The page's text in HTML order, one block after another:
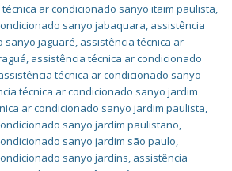
ar condicionado sanyo itaim paulista,
sanyo jabaquara, assistência
sanyo jaguaré, assistência técnica ar
, assistência técnica ar condicionado
técnica ar condicionado sanyo
técnica ar condicionado sanyo jardim
ar condicionado sanyo jardim paulista,
sanyo jardim paulistano,
sanyo jardim são paulo,
sanyo jardins, assistência